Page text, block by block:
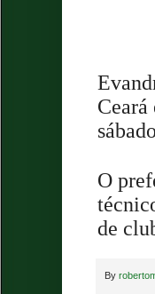
Ceará
O
de
By